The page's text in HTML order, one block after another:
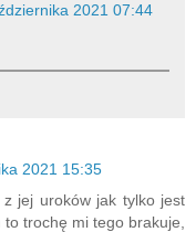
2021 07:44
2021 15:35
jej uroków jak tylko jest
trochę mi tego brakuje,